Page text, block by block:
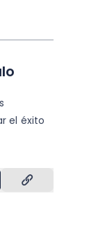
el éxito